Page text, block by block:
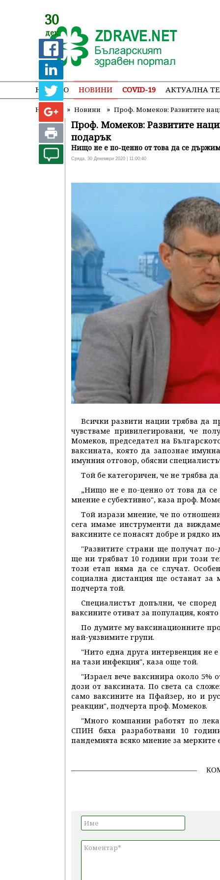
НАЧАЛО НОВИНИ COVID-19 АКТУАЛНА
Начало » Новини » Проф. Момеков: Развитите
30
дек
Проф. Момеков: Развитите
подарък
Нищо не е по-ценно от това да се
Сряда, 30 Декември 2020 | 11:00:40
Всички развити нации трябва да
чувстваме привилегировани, че
Момеков, председател на
ваксината, която да запознае
имунния отговор, обясни
Той бе категоричен, че не трябва
„Нищо не е по-ценно от това да
мнение е субективно", каза проф.
Той изрази мнение, че по
сега имаме инструменти да
ваксините се понасят добре и рядко
"Развитите страни ще получат
ще ни трябват 10 години при този
този етап няма да се случат.
социална дистанция ще останат за
подчерта той.
Специалистът допълни, че
ваксините отиват за популация,
По думите му ваксинационните
най-уязвимите групи.
"Нито една друга интервенция не
на тази инфекция", каза още той.
"Израел вече ваксинира около 5%
дози от ваксината. По света са
само ваксините на Пфайзер, но и
реакции", подчерта проф. Момеков.
"Много компании работят по
СПИН бяха разработвани 10
пандемията всяко мнение за мерките